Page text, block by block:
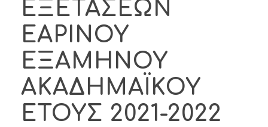
ΕΞΕΤΑΣΕΩΝ
ΕΑΡΙΝΟΥ
ΕΞΑΜΗΝΟΥ
ΑΚΑΔΗΜΑΪΚΟΥ
ΕΤΟΥΣ 2021-2022